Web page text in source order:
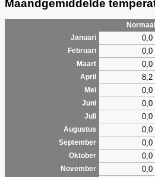
Maandgemiddelde
Normaal
Januari
0,0
Februari 0,0
Maart 0,0
April 8,2
Mei 0,0
Juni 0,0
Juli
0,0
Augustus
0,0
September
0,0
Oktober
0,0
November
0,0